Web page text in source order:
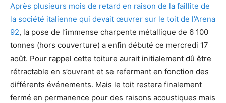
Après plusieurs mois de retard en raison de la faillite de
la société italienne qui devait œuvrer sur le toit de l’Arena
92, la pose de l’immense charpente métallique de 6 100
tonnes (hors couverture) a enfin débuté ce mercredi 17
août. Pour rappel cette toiture aurait initialement dû être
rétractable en s’ouvrant et se refermant en fonction des
différents événements. Mais le toit restera finalement
fermé en permanence pour des raisons acoustiques mais